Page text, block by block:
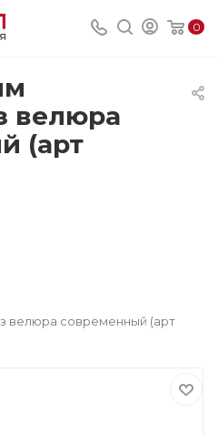
0
велюра
(арт
велюра современный (арт